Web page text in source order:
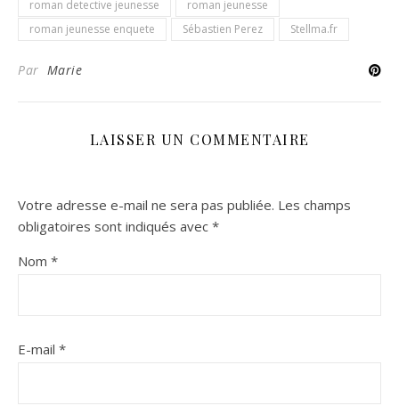
roman detective jeunesse
roman jeunesse
roman jeunesse enquete
Sébastien Perez Stellma.fr
Par Marie
LAISSER UN COMMENTAIRE
Votre adresse e-mail ne sera pas publiée. Les champs
obligatoires sont indiqués avec *
Nom *
E-mail *